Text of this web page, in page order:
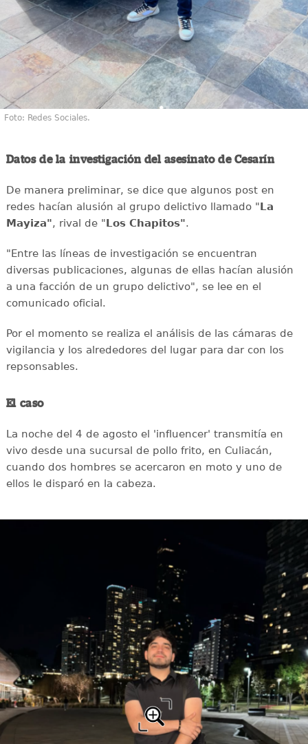
Foto: Redes Sociales.
Datos de la investigación del asesinato de Cesarín
De manera preliminar, se dice que algunos post en
redes hacían alusión al grupo delictivo llamado "La
Mayiza", rival de "Los Chapitos".
"Entre las líneas de investigación se encuentran
diversas publicaciones, algunas de ellas hacían alusión
a una facción de un grupo delictivo", se lee en el
comunicado oficial.
Por el momento se realiza el análisis de las cámaras de
vigilancia y los alrededores del lugar para dar con los
repsonsables.
El caso
La noche del 4 de agosto el 'influencer' transmitía en
vivo desde una sucursal de pollo frito, en Culiacán,
cuando dos hombres se acercaron en moto y uno de
ellos le disparó en la cabeza.